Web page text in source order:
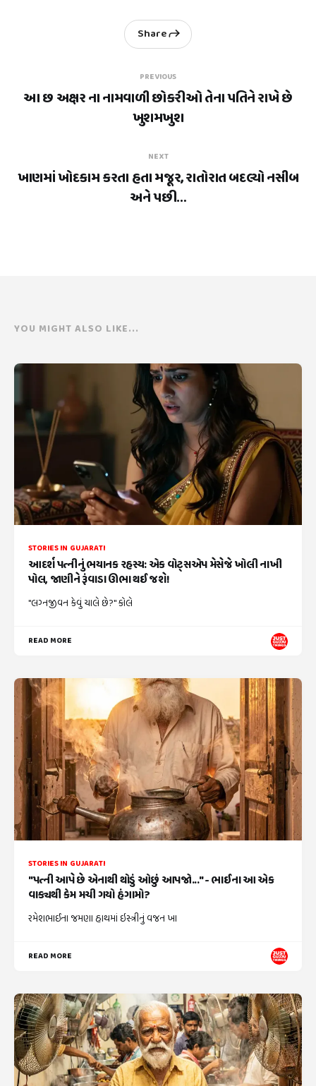
PREVIOUS
આ છ અક્ષર ના નામવાળી છોકરીઓ તેના પતિને રાખે છે
ખુશમખુશ
Share
NEXT
ખાણમાં ખોદકામ કરતા હતા મજૂર, રાતોરાત બદલ્યો નસીબ
અને પછી…
YOU MIGHT ALSO LIKE...
STORIES IN GUJARATI
આદર્શ પત્નીનું ભયાનક રહસ્ય: એક વોટ્સએપ મેસેજે ખોલી નાખી
પોલ, જાણીને રૂંવાડા ઊભા થઈ જશે!
"લગ્નજીવન કેવું ચાલે છે?" કોલે
READ MORE
STORIES IN GUJARATI
"પત્ની આપે છે એનાથી થોડું ઓછું આપજો..." - ભાઈના આ એક
વાક્યથી કેમ મચી ગયો હંગામો?
રમેશભાઈના જમણા હાથમાં ઇસ્ત્રીનું વજન ખા
READ MORE